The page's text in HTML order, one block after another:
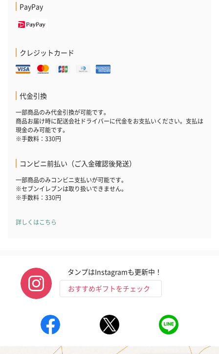
PayPay
クレジットカード
代金引換
一部商品のみ代金引換が可能です。
商品お届け時に配送会社ドライバーに代金をお支払いください。支払は
現金のみ可能です。
※手数料：330円
コンビニ前払い（ご入金確認後発送）
一部商品のみコンビニ支払いが可能です。
※セブンイレブンは取り扱いできません。
※手数料：330円
詳しくはこちら
タンプはInstagramも更新中！
おすすめギフトをチェック